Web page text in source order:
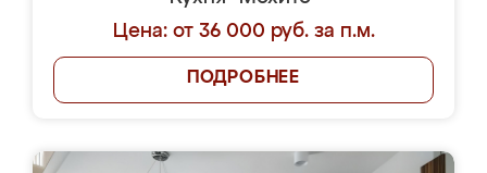
Цена: от 36 000 руб. за п.м.
ПОДРОБНЕЕ